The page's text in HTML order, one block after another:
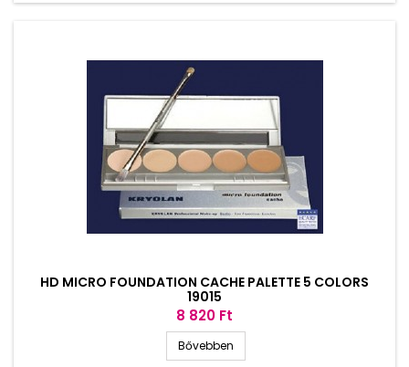
HD MICRO FOUNDATION CACHE PALETTE 5 COLORS
19015
Ár
8 820 Ft
Bővebben